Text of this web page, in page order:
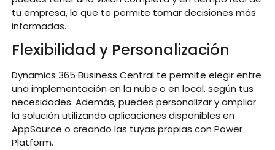
tu empresa, lo que te permite tomar decisiones más
informadas.
Flexibilidad y Personalización
Dynamics 365 Business Central te permite elegir entre
una implementación en la nube o en local, según tus
necesidades. Además, puedes personalizar y ampliar
la solución utilizando aplicaciones disponibles en
AppSource o creando las tuyas propias con Power
Platform.